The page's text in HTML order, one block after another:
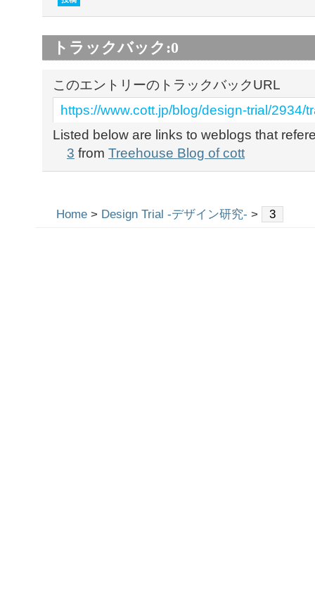
トラックバック:0
このエントリーのトラックバックURL
https://www.cott.jp/blog/design-trial/2934/
Listed below are links to weblogs that
3 from Treehouse Blog of cott
Home > Design Trial -デザイン研究- > 3